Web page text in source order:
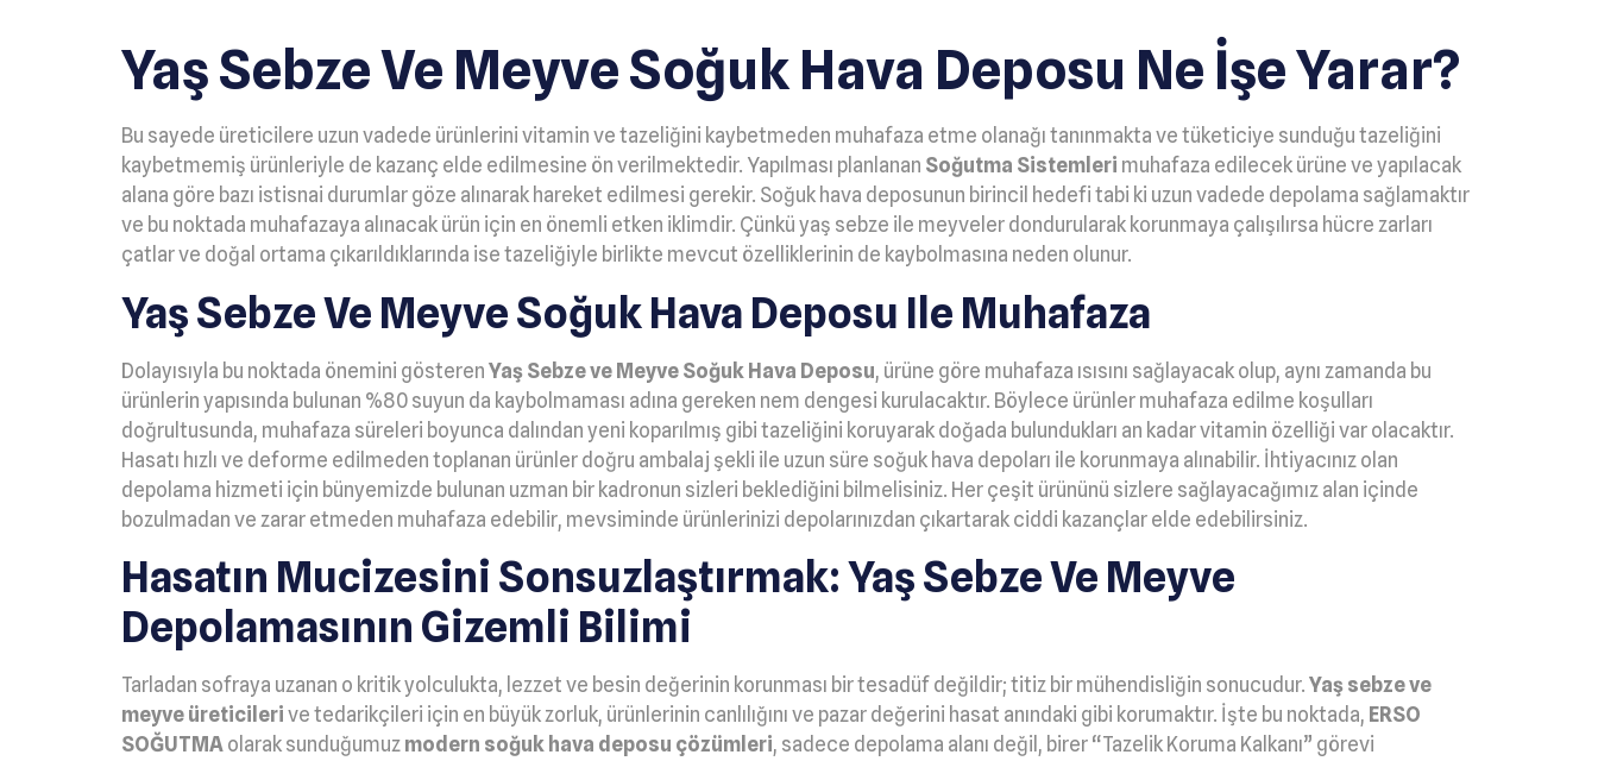
Yaş Sebze Ve Meyve Soğuk Hava Deposu Ne İşe Yarar?
Bu sayede üreticilere uzun vadede ürünlerini vitamin ve tazeliğini kaybetmeden muhafaza etme olanağı tanınmakta ve tüketiciye sunduğu tazeliğini
kaybetmemiş ürünleriyle de kazanç elde edilmesine ön verilmektedir. Yapılması planlanan Soğutma Sistemleri muhafaza edilecek ürüne ve yapılacak
alana göre bazı istisnai durumlar göze alınarak hareket edilmesi gerekir. Soğuk hava deposunun birincil hedefi tabi ki uzun vadede depolama sağlamaktır
ve bu noktada muhafazaya alınacak ürün için en önemli etken iklimdir. Çünkü yaş sebze ile meyveler dondurularak korunmaya çalışılırsa hücre zarları
çatlar ve doğal ortama çıkarıldıklarında ise tazeliğiyle birlikte mevcut özelliklerinin de kaybolmasına neden olunur.
Yaş Sebze Ve Meyve Soğuk Hava Deposu Ile Muhafaza
Dolayısıyla bu noktada önemini gösteren Yaş Sebze ve Meyve Soğuk Hava Deposu, ürüne göre muhafaza ısısını sağlayacak olup, aynı zamanda bu
ürünlerin yapısında bulunan %80 suyun da kaybolmaması adına gereken nem dengesi kurulacaktır. Böylece ürünler muhafaza edilme koşulları
doğrultusunda, muhafaza süreleri boyunca dalından yeni koparılmış gibi tazeliğini koruyarak doğada bulundukları an kadar vitamin özelliği var olacaktır.
Hasatı hızlı ve deforme edilmeden toplanan ürünler doğru ambalaj şekli ile uzun süre soğuk hava depoları ile korunmaya alınabilir. İhtiyacınız olan
depolama hizmeti için bünyemizde bulunan uzman bir kadronun sizleri beklediğini bilmelisiniz. Her çeşit ürününü sizlere sağlayacağımız alan içinde
bozulmadan ve zarar etmeden muhafaza edebilir, mevsiminde ürünlerinizi depolarınızdan çıkartarak ciddi kazançlar elde edebilirsiniz.
Hasatın Mucizesini Sonsuzlaştırmak: Yaş Sebze Ve Meyve
Depolamasının Gizemli Bilimi
Tarladan sofraya uzanan o kritik yolculukta, lezzet ve besin değerinin korunması bir tesadüf değildir; titiz bir mühendisliğin sonucudur. Yaş sebze ve
meyve üreticileri ve tedarikçileri için en büyük zorluk, ürünlerinin canlılığını ve pazar değerini hasat anındaki gibi korumaktır. İşte bu noktada, ERSO
SOĞUTMA olarak sunduğumuz modern soğuk hava deposu çözümleri, sadece depolama alanı değil, birer “Tazelik Koruma Kalkanı” görevi